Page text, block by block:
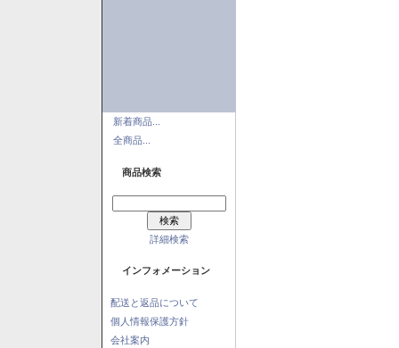
新着商品...
全商品...
商品検索
詳細検索
インフォメーション
配送と返品について
個人情報保護方針
会社案内